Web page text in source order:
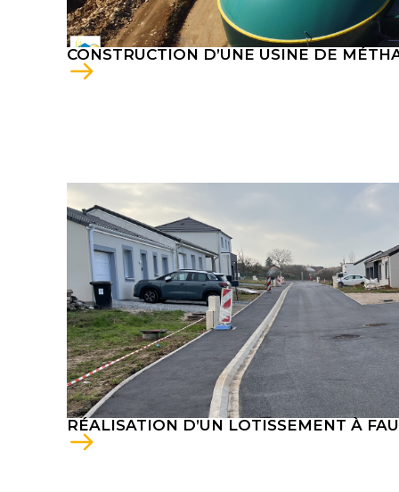
CONSTRUCTION D’UNE USINE DE
RÉALISATION D’UN LOTISSEMENT À